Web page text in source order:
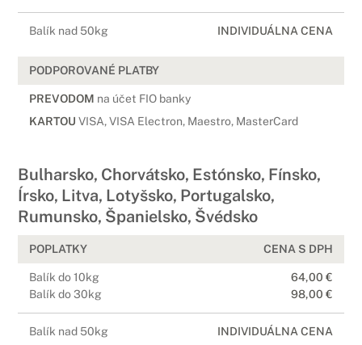
Balík nad 50kg INDIVIDUÁLNA CENA
PODPOROVANÉ PLATBY
PREVODOM na účet FIO banky
KARTOU VISA, VISA Electron, Maestro, MasterCard
Bulharsko, Chorvátsko, Estónsko, Fínsko,
Írsko, Litva, Lotyšsko, Portugalsko,
Rumunsko, Španielsko, Švédsko
POPLATKY
Balík do 10kg
Balík do 30kg
Balík nad 50kg
CENA S DPH
64,00 €
98,00 €
INDIVIDUÁLNA CENA